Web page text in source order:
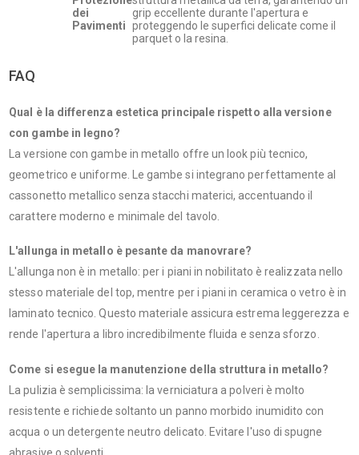
dei
Pavimenti
grip eccellente durante l'apertura e
proteggendo le superfici delicate come il
parquet o la resina.
FAQ
Qual è la differenza estetica principale rispetto alla versione
con gambe in legno?
La versione con gambe in metallo offre un look più tecnico,
geometrico e uniforme. Le gambe si integrano perfettamente al
cassonetto metallico senza stacchi materici, accentuando il
carattere moderno e minimale del tavolo.
L'allunga in metallo è pesante da manovrare?
L'allunga non è in metallo: per i piani in nobilitato è realizzata nello
stesso materiale del top, mentre per i piani in ceramica o vetro è in
laminato tecnico. Questo materiale assicura estrema leggerezza e
rende l'apertura a libro incredibilmente fluida e senza sforzo.
Come si esegue la manutenzione della struttura in metallo?
La pulizia è semplicissima: la verniciatura a polveri è molto
resistente e richiede soltanto un panno morbido inumidito con
acqua o un detergente neutro delicato. Evitare l'uso di spugne